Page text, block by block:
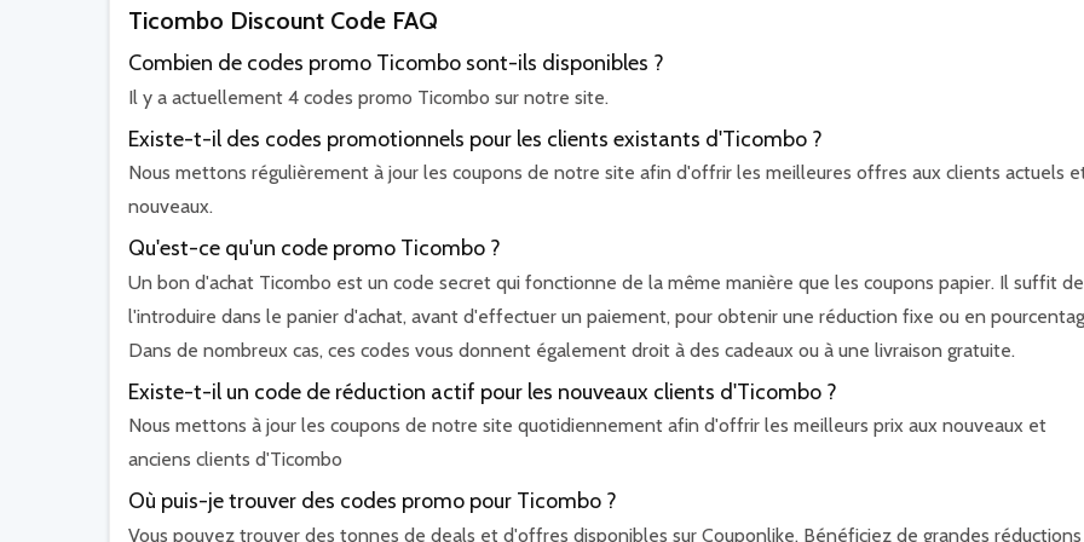
Ticombo Discount Code FAQ
Combien de codes promo Ticombo sont-ils disponibles ?
Il y a actuellement 4 codes promo Ticombo sur notre site.
Existe-t-il des codes promotionnels pour les clients existants d'Ticombo ?
Nous mettons régulièrement à jour les coupons de notre site afin d'offrir les meilleures offres aux clients actuels
nouveaux.
Qu'est-ce qu'un code promo Ticombo ?
Un bon d'achat Ticombo est un code secret qui fonctionne de la même manière que les coupons papier. Il suffit de
l'introduire dans le panier d'achat, avant d'effectuer un paiement, pour obtenir une réduction fixe ou en
Dans de nombreux cas, ces codes vous donnent également droit à des cadeaux ou à une livraison gratuite.
Existe-t-il un code de réduction actif pour les nouveaux clients d'Ticombo ?
Nous mettons à jour les coupons de notre site quotidiennement afin d'offrir les meilleurs prix aux nouveaux et
anciens clients d'Ticombo
Où puis-je trouver des codes promo pour Ticombo ?
Vous pouvez trouver des tonnes de deals et d'offres disponibles sur Couponlike. Bénéficiez de grandes réductions